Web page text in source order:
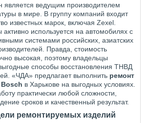
является ведущим производителем
в мире. В группу компаний входит
известных марок, включая Zexel
используется на автомобилях с
системами российских, азиатских
Правда, стоимость
высокая, поэтому владельцы
способы восстановления ТНВД
«ЧДА» предлагает выполнить ремонт
Bosch в Харькове на выгодных условиях.
практически любой сложности,
сроков и качественный результат.
ремонтируемых изделий